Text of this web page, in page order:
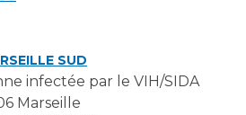
SUD
infectée par le VIH/SIDA
Marseille